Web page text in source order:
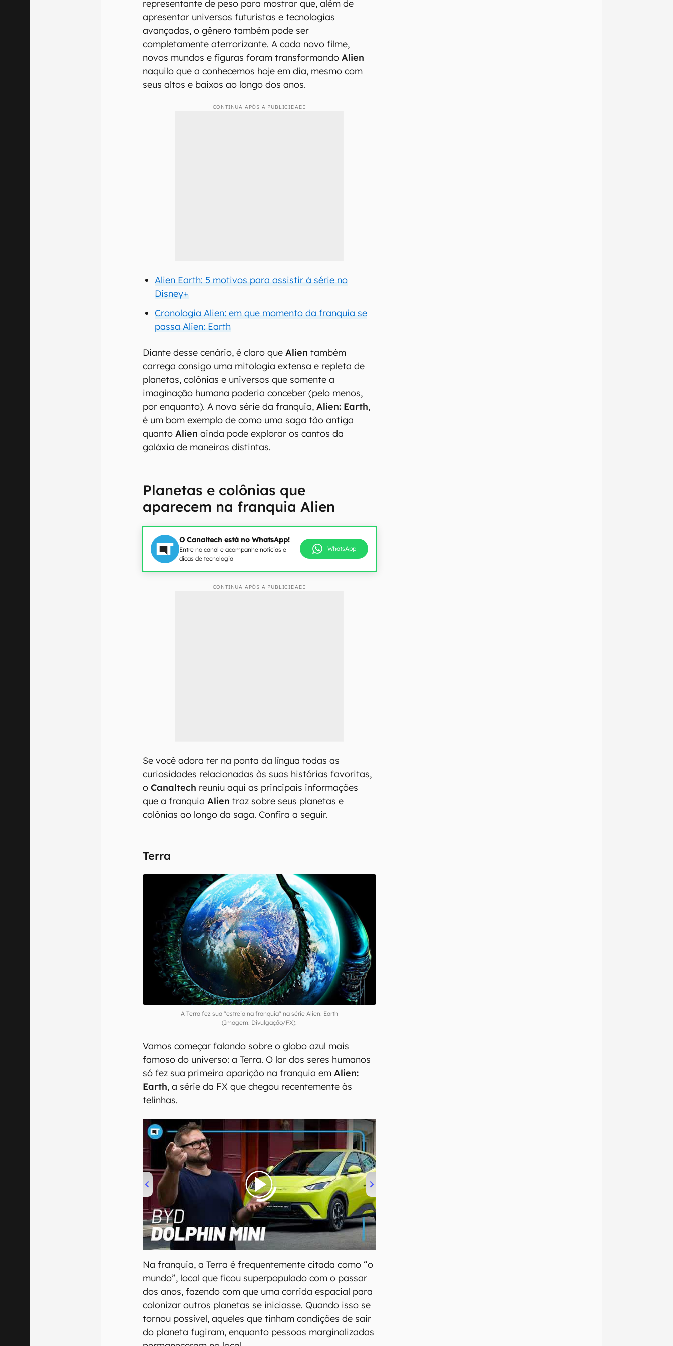
representante de peso para mostrar que, além de
apresentar universos futuristas e tecnologias
avançadas, o gênero também pode ser
completamente aterrorizante. A cada novo filme,
novos mundos e figuras foram transformandoAlien
naquilo que a conhecemos hoje em dia, mesmo com
seus altos e baixos ao longo dos anos.
CONTINUA APÓS A PUBLICIDADE
Alien Earth: 5 motivos para assistir à série no
Disney+
Cronologia Alien: em que momento da franquia se
passa Alien: Earth
Diante desse cenário, é claro queAlien também
carrega consigo uma mitologia extensa e repleta de
planetas, colônias e universos que somente a
imaginação humana poderia conceber (pelo menos,
por enquanto). A nova série da franquia,Alien: Earth,
é um bom exemplo de como uma saga tão antiga
quantoAlien ainda pode explorar os cantos da
galáxia de maneiras distintas.
Planetas e colônias que
aparecem na franquia Alien
O Canaltech está no WhatsApp!
Entre no canal e acompanhe notícias e
dicas de tecnologia
WhatsApp
CONTINUA APÓS A PUBLICIDADE
Se você adora ter na ponta da língua todas as
curiosidades relacionadas às suas histórias favoritas,
oCanaltech reuniu aqui as principais informações
que a franquiaAlien traz sobre seus planetas e
colônias ao longo da saga. Confira a seguir.
Terra
A Terra fez sua "estreia na franquia" na série Alien: Earth
(Imagem: Divulgação/FX).
Vamos começar falando sobre o globo azul mais
famoso do universo: a Terra. O lar dos seres humanos
só fez sua primeira aparição na franquia emAlien:
Earth, a série da FX que chegou recentemente às
telinhas.
00:00/04:07
Na franquia, a Terra é frequentemente citada como “o
mundo”, local que ficou superpopulado com o passar
dos anos, fazendo com que uma corrida espacial para
colonizar outros planetas se iniciasse. Quando isso se
tornou possível, aqueles que tinham condições de sair
do planeta fugiram, enquanto pessoas marginalizadas